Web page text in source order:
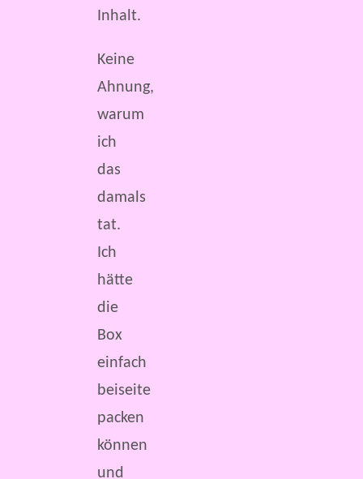
Inhalt.
Keine
Ahnung,
warum
ich
das
damals
tat.
Ich
hätte
die
Box
einfach
beiseite
packen
können
und